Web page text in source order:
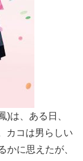
)は、ある日、
カコは男らしい
かに思えたが、